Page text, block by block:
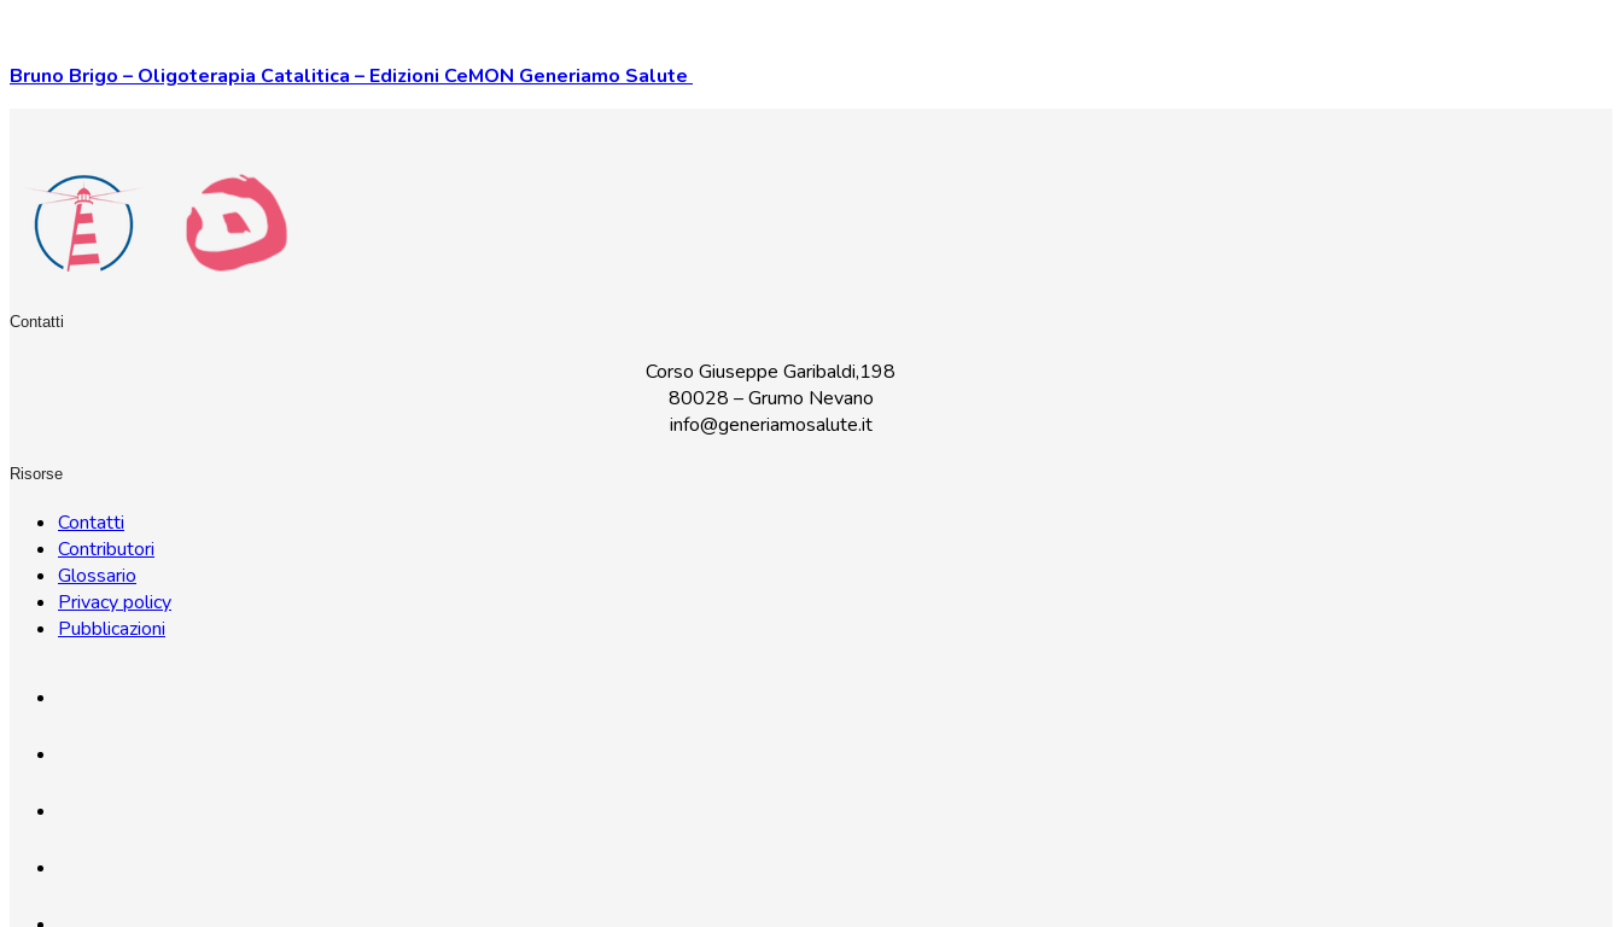
Bruno Brigo – Oligoterapia Catalitica – Edizioni CeMON Generiamo Salute
Contatti
Corso Giuseppe Garibaldi,198
80028 – Grumo Nevano
info@generiamosalute.it
Risorse
Contatti
Contributori
Glossario
Privacy policy
Pubblicazioni